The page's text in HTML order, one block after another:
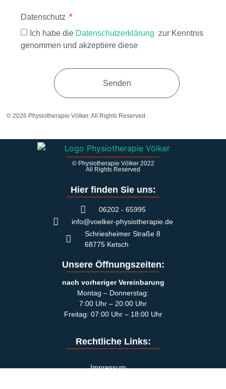
Datenschutz
Ich habe die Datenschutzerklärung zur Kenntnis
genommen und akzeptiere diese
Senden
© 2026 Physiotherapie Völker. All Rights Reserved.
© Physiotherapie Völker 2022
All Rights Reserved
Hier finden Sie uns:
06202 - 65995
info@voelker-physiotherapie.de
Schriesheimer Straße 8
68775 Ketsch
Unsere Öffnungszeiten:
nach vorheriger Vereinbarung
Montag – Donnerstag:
7:00 Uhr – 20:00 Uhr
Freitag: 07:00 Uhr – 18:00 Uhr
Rechtliche Links:
Impressum